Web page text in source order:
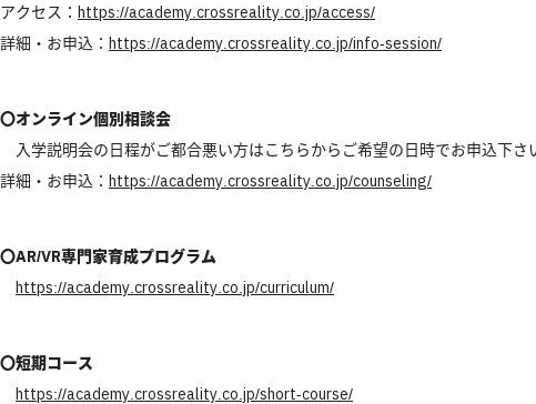
アクセス： https://academy.crossreality.co.jp/access/
詳細・お申込： https://academy.crossreality.co.jp/info-session/
〇オンライン個別相談会
入学説明会の日程がご都合悪い方はこちらからご希望の日時でお申込下さ
詳細・お申込： https://academy.crossreality.co.jp/counseling/
〇AR/VR専門家育成プログラム
https://academy.crossreality.co.jp/curriculum/
〇短期コース
https://academy.crossreality.co.jp/short-course/